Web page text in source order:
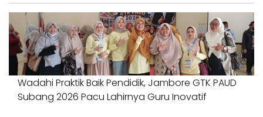
Wadahi Praktik Baik Pendidik, Jambore GTK PAUD
Subang 2026 Pacu Lahirnya Guru Inovatif